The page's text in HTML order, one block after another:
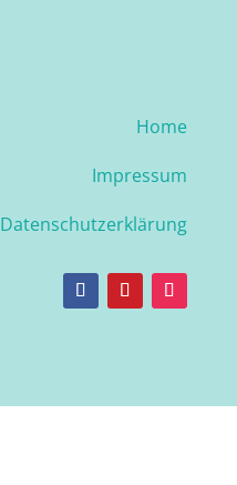
Home
Impressum
Datenschutzerklärung